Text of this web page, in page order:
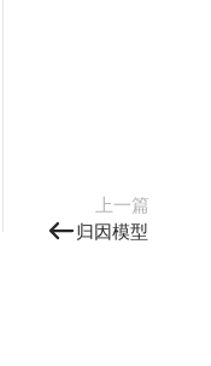
上一篇
归因模型